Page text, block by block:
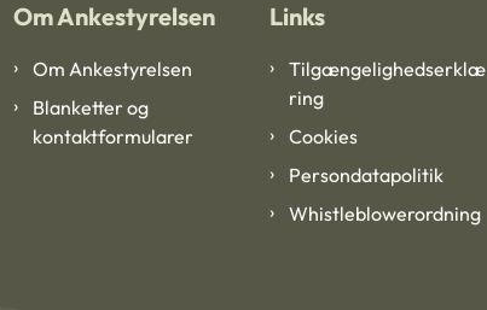
Om Ankestyrelsen
Om Ankestyrelsen
Blanketter og
kontaktformularer
Links
Tilgængelighedserklæ
ring
Cookies
Persondatapolitik
Whistleblowerordning